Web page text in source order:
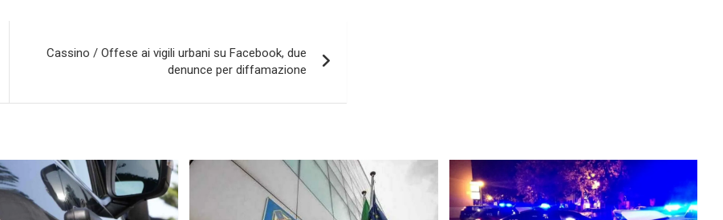
Cassino / Offese ai vigili urbani su Facebook, due
denunce per diffamazione